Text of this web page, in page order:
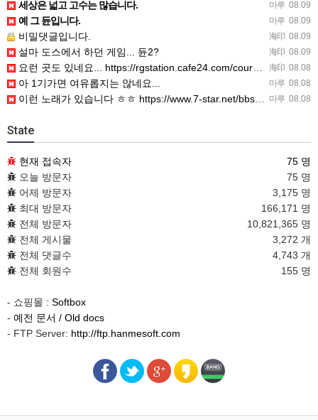
마루 08.09
세상은 넓고 고수는 많습니다.
마루 08.09
예 그 듄입니다.
海印 08.09
비밀댓글입니다.
海印 08.09
설마 도스에서 하던 게임... 듄2?
海印 08.08
요런 곳도 있네요... https://rgstation.cafe24.com/course_tip/306500
마루 08.08
아 1기가면 여유롭지는 않네요...
마루 08.08
이런 노래가 있습니다 ㅎㅎ https://www.7-star.net/bbs/board.php?bo_table…
State
현재 접속자
75 명
오늘 방문자
75 명
어제 방문자
3,175 명
최대 방문자
166,171 명
전체 방문자
10,821,365 명
전체 게시물
3,272 개
전체 댓글수
4,743 개
전체 회원수
155 명
- 쇼핑몰 : Softbox
- 예전 문서 / Old docs
- FTP Server: http://ftp.hanmesoft.com